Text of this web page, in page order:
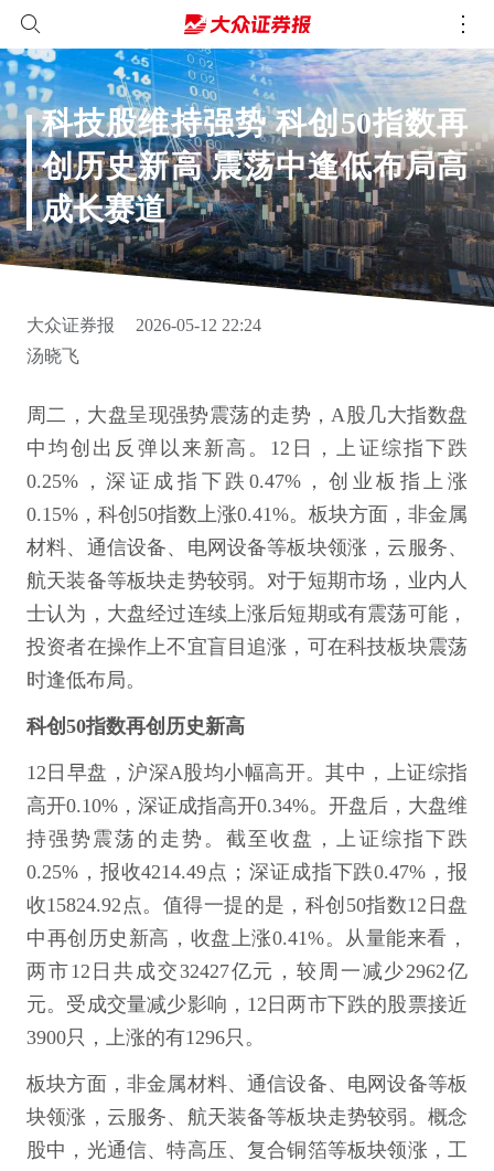
科技股维持强势 科创50指数再
创历史新高 震荡中逢低布局高
成长赛道
大众证券报
2026-05-12 22:24
汤晓飞
周二，大盘呈现强势震荡的走势，A股几大指数盘
中均创出反弹以来新高。12日，上证综指下跌
0.25%，深证成指下跌0.47%，创业板指上涨
0.15%，科创50指数上涨0.41%。板块方面，非金属
材料、通信设备、电网设备等板块领涨，云服务、
航天装备等板块走势较弱。对于短期市场，业内人
士认为，大盘经过连续上涨后短期或有震荡可能，
投资者在操作上不宜盲目追涨，可在科技板块震荡
时逢低布局。
科创50指数再创历史新高
12日早盘，沪深A股均小幅高开。其中，上证综指
高开0.10%，深证成指高开0.34%。开盘后，大盘维
持强势震荡的走势。截至收盘，上证综指下跌
0.25%，报收4214.49点；深证成指下跌0.47%，报
收15824.92点。值得一提的是，科创50指数12日盘
中再创历史新高，收盘上涨0.41%。从量能来看，
两市12日共成交32427亿元，较周一减少2962亿
元。受成交量减少影响，12日两市下跌的股票接近
3900只，上涨的有1296只。
板块方面，非金属材料、通信设备、电网设备等板
块领涨，云服务、航天装备等板块走势较弱。概念
股中，光通信、特高压、复合铜箔等板块领涨，工